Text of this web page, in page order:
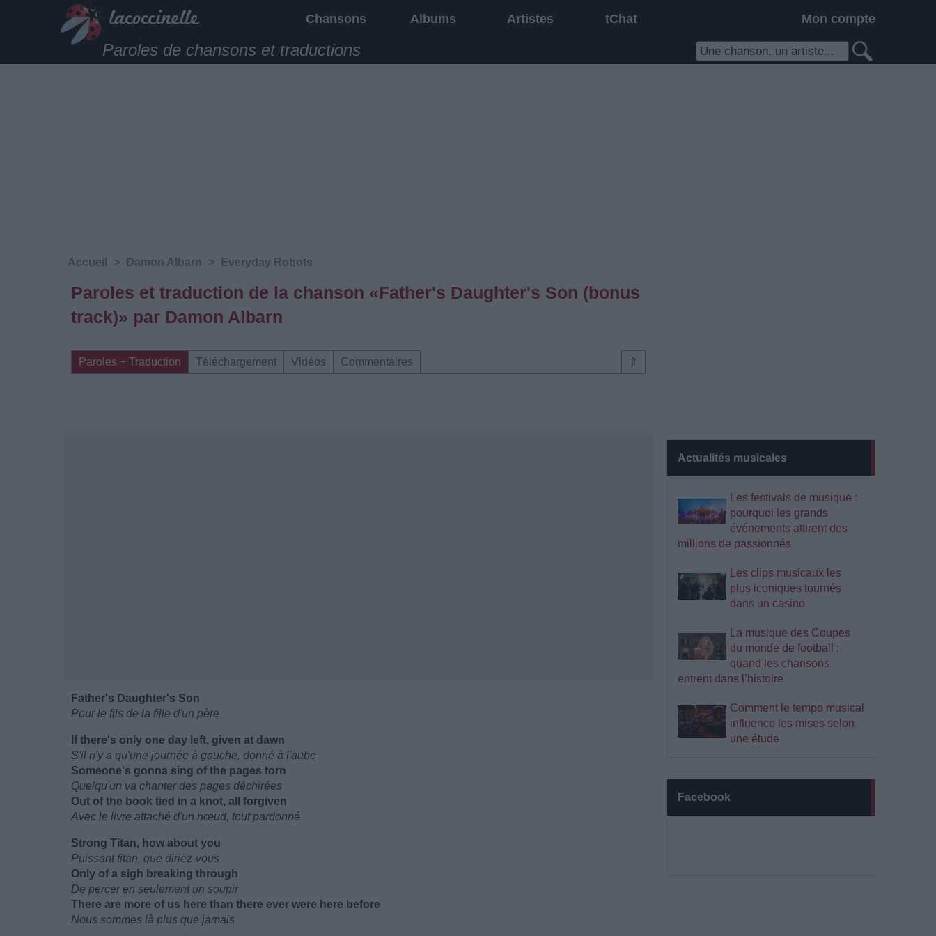
Chansons Albums Artistes tChat Mon compte
Paroles de chansons et traductions
Actualités musicales
Les festivals de musique :
pourquoi les grands
événements attirent des
millions de passionnés
Les clips musicaux les
plus iconiques tournés
dans un casino
La musique des Coupes
du monde de football :
quand les chansons
entrent dans l’histoire
Comment le tempo musical
influence les mises selon
une étude
Facebook
Accueil > Damon Albarn > Everyday Robots
Paroles et traduction de la chanson «Father's Daughter's Son (bonus
track)» par Damon Albarn
⇑
Paroles + Traduction Téléchargement Vidéos Commentaires
Father's Daughter's Son
Pour le fils de la fille d'un père
If there's only one day left, given at dawn
S'il n'y a qu'une journée à gauche, donné à l'aube
Someone's gonna sing of the pages torn
Quelqu'un va chanter des pages déchirées
Out of the book tied in a knot, all forgiven
Avec le livre attaché d'un nœud, tout pardonné
Strong Titan, how about you
Puissant titan, que diriez-vous
Only of a sigh breaking through
De percer en seulement un soupir
There are more of us here than there ever were here before
Nous sommes là plus que jamais